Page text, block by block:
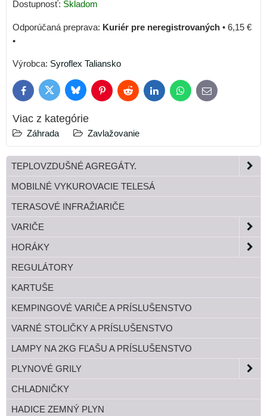
Dostupnosť: Skladom
Kuriér pre neregistrovaných • 6,15 €
•
Výrobca: Syroflex Taliansko
FacebookTwitter BlueskyPinterestReddit LinkedInWhatsApp
E-
mail
Viac z kategórie
Záhrada Zavlažovanie
TEPLOVZDUŠNÉ AGREGÁTY.
MOBILNÉ VYKUROVACIE TELESÁ
TERASOVÉ INFRAŽIARIČE
VARIČE
HORÁKY
REGULÁTORY
KARTUŠE
KEMPINGOVÉ VARIČE A PRÍSLUŠENSTVO
VARNÉ STOLIČKY A PRÍSLUŠENSTVO
LAMPY NA 2KG FĽAŠU A PRÍSLUŠENSTVO
PLYNOVÉ GRILY
CHLADNIČKY
HADICE ZEMNÝ PLYN